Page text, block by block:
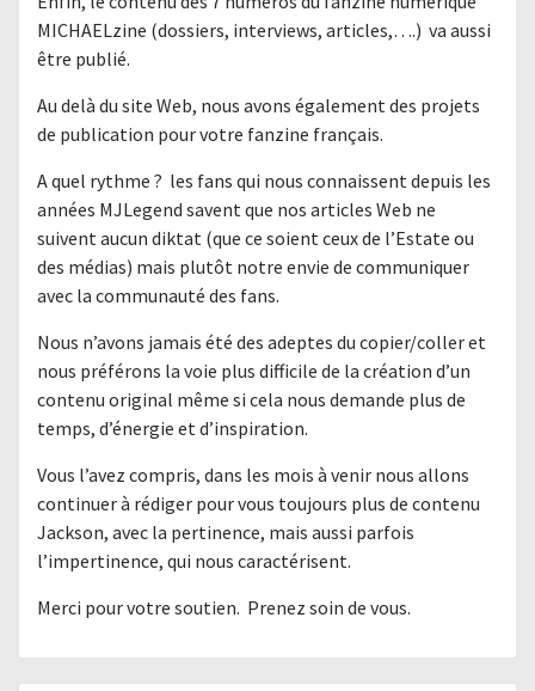
MICHAELzine (dossiers, interviews, articles,….) va aussi
être publié.
Au delà du site Web, nous avons également des projets
de publication pour votre fanzine français.
A quel rythme ? les fans qui nous connaissent depuis les
années MJLegend savent que nos articles Web ne
suivent aucun diktat (que ce soient ceux de l’Estate ou
des médias) mais plutôt notre envie de communiquer
avec la communauté des fans.
Nous n’avons jamais été des adeptes du copier/coller et
nous préférons la voie plus difficile de la création d’un
contenu original même si cela nous demande plus de
temps, d’énergie et d’inspiration.
Vous l’avez compris, dans les mois à venir nous allons
continuer à rédiger pour vous toujours plus de contenu
Jackson, avec la pertinence, mais aussi parfois
l’impertinence, qui nous caractérisent.
Merci pour votre soutien. Prenez soin de vous.